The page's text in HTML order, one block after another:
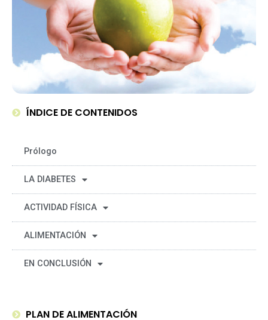
ÍNDICE DE CONTENIDOS
Prólogo
LA DIABETES
ACTIVIDAD FÍSICA
ALIMENTACIÓN
EN CONCLUSIÓN
PLAN DE ALIMENTACIÓN